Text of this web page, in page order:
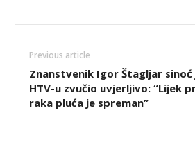
Previous article
Znanstvenik Igor Štagljar sinoć
HTV-u zvučio uvjerljivo: “Lijek
raka pluća je spreman”